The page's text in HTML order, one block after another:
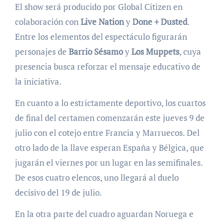
El show será producido por Global Citizen en
colaboración con Live NationyDone + Dusted.
Entre los elementos del espectáculo figurarán
personajes de Barrio SésamoyLos Muppets, cuya
presencia busca reforzar el mensaje educativo de
la iniciativa.
En cuanto a lo estrictamente deportivo, los cuartos
de final del certamen comenzarán este jueves 9 de
julio con el cotejo entre Francia y Marruecos. Del
otro lado de la llave esperan España y Bélgica, que
jugarán el viernes por un lugar en las semifinales.
De esos cuatro elencos, uno llegará al duelo
decisivo del 19 de julio.
En la otra parte del cuadro aguardan Noruega e